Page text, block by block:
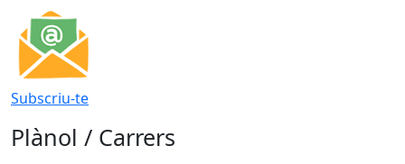
Subscriu-te
Plànol / Carrers